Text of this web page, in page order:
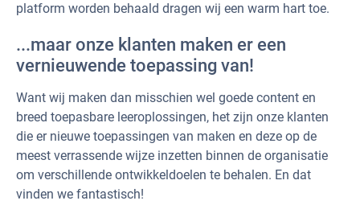
platform worden behaald dragen wij een warm hart toe.
...maar onze klanten maken er een
vernieuwende toepassing van!
Want wij maken dan misschien wel goede content en
breed toepasbare leeroplossingen, het zijn onze klanten
die er nieuwe toepassingen van maken en deze op de
meest verrassende wijze inzetten binnen de organisatie
om verschillende ontwikkeldoelen te behalen. En dat
vinden we fantastisch!